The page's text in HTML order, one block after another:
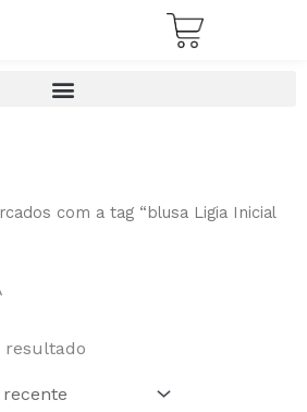
com a tag “blusa Ligia Inicial
resultado